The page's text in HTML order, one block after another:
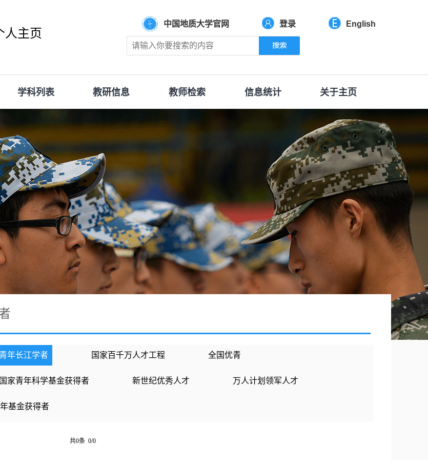
人主页
中国地质大学官网 登录 English
学科列表 教研信息 教师检索 信息统计 关于主页
青年长江学者 国家百千万人才工程 全国优青
国家青年科学基金获得者 新世纪优秀人才 万人计划领军人才
基金获得者
共0条 0/0